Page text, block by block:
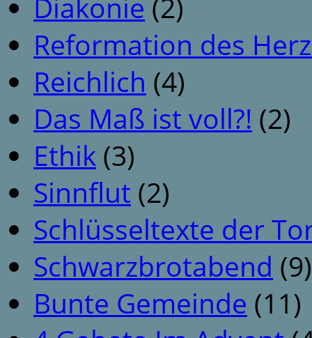
Reformation des
Reichlich (4)
Das Maß ist voll?! (2)
Ethik (3)
Sinnflut (2)
Schlüsseltexte der
Schwarzbrotabend (9)
Bunte Gemeinde (11)